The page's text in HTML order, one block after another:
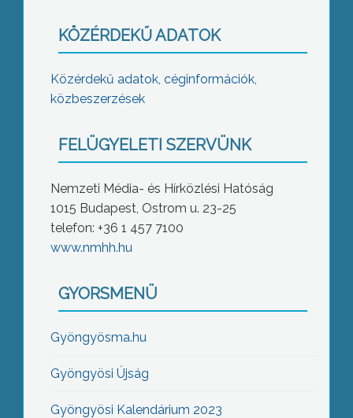
KÖZÉRDEKŰ ADATOK
Közérdekű adatok, céginformációk,
közbeszerzések
FELÜGYELETI SZERVÜNK
Nemzeti Média- és Hírközlési Hatóság
1015 Budapest, Ostrom u. 23-25
telefon: +36 1 457 7100
www.nmhh.hu
GYORSMENÜ
Gyöngyösma.hu
Gyöngyösi Újság
Gyöngyösi Kalendárium 2023